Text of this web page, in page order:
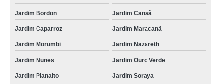
Jardim Bordon Jardim Canaã
Jardim Caparroz Jardim Maracanã
Jardim Morumbi Jardim Nazareth
Jardim Nunes Jardim Ouro Verde
Jardim Planalto Jardim Soraya